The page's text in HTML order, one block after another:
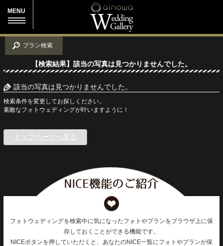
MENU
プラン検索
【検索結果】該当の写真は見つかりませんでした。
該当の写真は見つかりませんでした。
検索条件を変更してお探しください。
素敵なフォトウェディングが叶いますように！
トップページへ戻る
フォトウェディングを検索中に気になったフォトやプランをブラウザ上に保
存しておくことができる機能です。
NICEボタンを押していただくと、あなたのNICE一覧にフォトやプランが保